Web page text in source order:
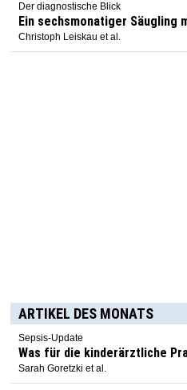
Der diagnostische Blick
Ein sechsmonatiger Säugling
Christoph Leiskau et al.
ARTIKEL DES MONATS
Sepsis-Update
Was für die kinderärztliche
Sarah Goretzki et al.